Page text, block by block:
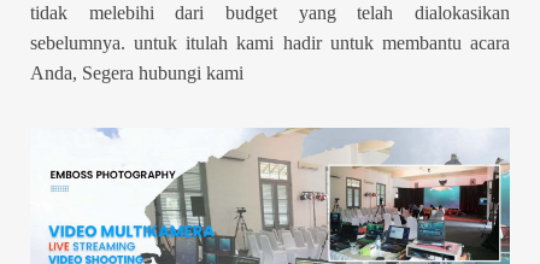
tidak melebihi dari budget yang telah dialokasikan
sebelumnya. untuk itulah kami hadir untuk membantu acara
Anda, Segera hubungi kami